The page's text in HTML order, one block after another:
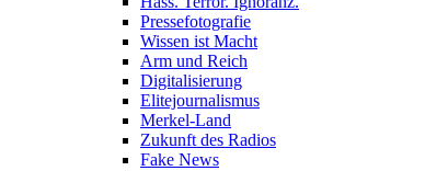
Pressefotografie
Wissen ist Macht
Arm und Reich
Digitalisierung
Elitejournalismus
Merkel-Land
Zukunft des Radios
Fake News